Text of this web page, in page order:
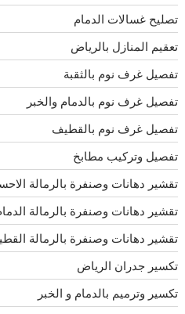
تصليح غسالات الدمام
تعقيم المنازل بالرياض
تفصيل غرف نوم بالثقبة
تفصيل غرف نوم بالدمام والخبر
تفصيل غرف نوم بالقطيف
تفصيل وتركيب مطابخ
تقشير دهانات وصنفرة بالرمالة
تقشير دهانات وصنفرة بالرمالة
تقشير دهانات وصنفرة بالرمالة
تكسير جدران الرياض
تكسير وترميم بالدمام و الخبر